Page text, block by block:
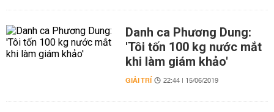
Danh ca Phương Dung:
'Tôi tốn 100 kg nước mắt
khi làm giám khảo'
GIẢI TRÍ 22:44 | 15/06/2019